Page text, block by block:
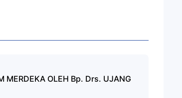
MERDEKA OLEH Bp. Drs. UJANG